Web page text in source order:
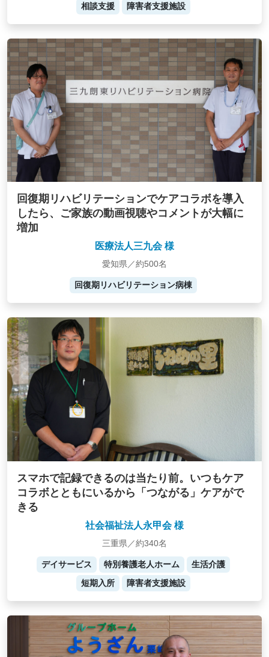
相談支援
障害者支援施設
回復期リハビリテーションでケアコラボを導入
したら、ご家族の動画視聴やコメントが大幅に
増加
医療法人三九会 様
愛知県／約500名
回復期リハビリテーション病棟
スマホで記録できるのは当たり前。いつもケア
コラボとともにいるから「つながる」ケアがで
きる
社会福祉法人永甲会 様
三重県／約340名
デイサービス 特別養護老人ホーム
生活介護
短期入所
障害者支援施設